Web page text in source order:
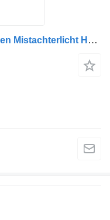
Противотуманная фара Diversen Mistachterlicht Hella 135x157mm 12V-24V 2NE004432011 для грузовика